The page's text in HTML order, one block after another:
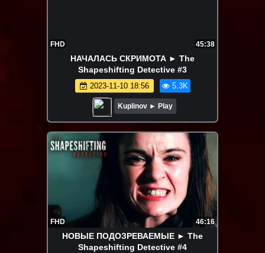
FHD 45:38
НАЧАЛАСЬ СКРИМОТА ► The
Shapeshifting Detective #3
2023-11-10 18:56 5.3K
Kuplinov ► Play
FHD 46:16
НОВЫЕ ПОДОЗРЕВАЕМЫЕ ► The
Shapeshifting Detective #4